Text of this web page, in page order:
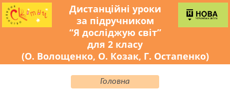
Дистанційні уроки
за підручником
“Я досліджую світ”
для 2 класу
(О. Волощенко, О. Козак, Г. Остапенко)
Головна